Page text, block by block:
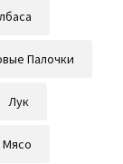
Палочки
Лук
Мясо